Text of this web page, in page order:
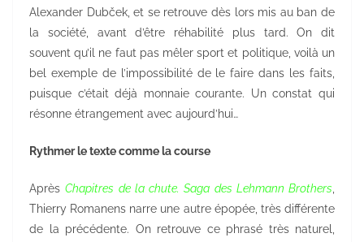
Alexander Dubček, et se retrouve dès lors mis au ban de
la société, avant d’être réhabilité plus tard. On dit
souvent qu’il ne faut pas mêler sport et politique, voilà un
bel exemple de l’impossibilité de le faire dans les faits,
puisque c’était déjà monnaie courante. Un constat qui
résonne étrangement avec aujourd’hui…
Rythmer le texte comme la course
AprèsChapitres de la chute. Saga des Lehmann Brothers
Thierry Romanens narre une autre épopée, très différente
de la précédente. On retrouve ce phrasé très naturel,